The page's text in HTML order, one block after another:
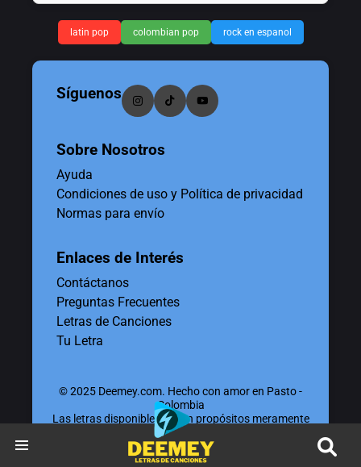
latin pop colombian pop rock en espanol
Síguenos
Sobre Nosotros
Ayuda
Condiciones de uso y Política de privacidad
Normas para envío
Enlaces de Interés
Contáctanos
Preguntas Frecuentes
Letras de Canciones
Tu Letra
© 2025 Deemey.com. Hecho con amor en Pasto -
Colombia
Las letras disponibles tienen propósitos meramente
educativos